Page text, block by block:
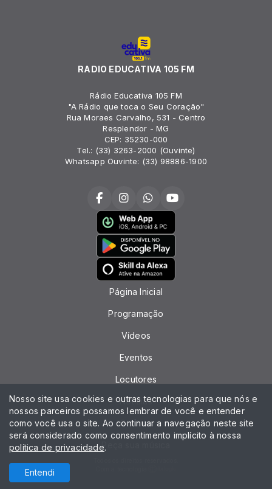
RADIO EDUCATIVA 105 FM
Rádio Educativa 105 FM
"A Rádio que toca o Seu Coração"
Rua Moraes Carvalho, 531 - Centro
Resplendor - MG
CEP: 35230-000
Tel.: (33) 3263-2000 (Ouvinte)
Whatsapp Ouvinte: (33) 98886-1900
Página Inicial
Programação
Vídeos
Eventos
Locutores
Notícias
Contato
Peça sua música
Nosso site usa cookies e outras tecnologias para que nós e
nossos parceiros possamos lembrar de você e entender
como você usa o site. Ao continuar a navegação neste site
será considerado como consentimento implícito à nossa
política de privacidade.
Entendi